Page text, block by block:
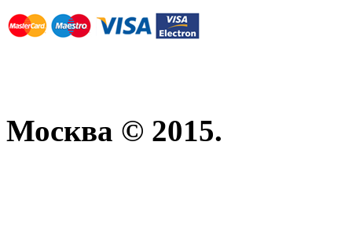
Москва © 2015.